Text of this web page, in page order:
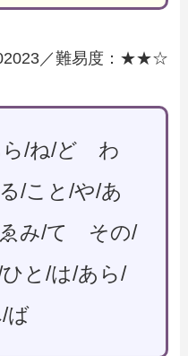
／難易度：★★☆
ら/ね/ど わ
/こと/や/あ
み/て その/
と/は/あら/
ば